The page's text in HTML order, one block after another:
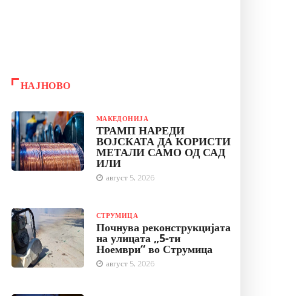
НАЈНОВО
МАКЕДОНИЈА
ТРАМП НАРЕДИ
ВОЈСКАТА ДА КОРИСТИ
МЕТАЛИ САМО ОД САД
ИЛИ
август 5, 2026
СТРУМИЦА
Почнува реконструкцијата
на улицата „5-ти
Ноември“ во Струмица
август 5, 2026